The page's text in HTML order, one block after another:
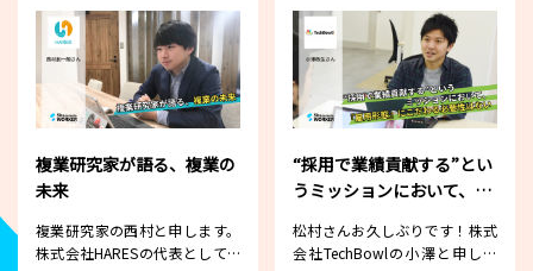
複業研究家が語る、複業の
未来
複業研究家の西村と申します。
株式会社HARESの代表として、
“採用で業績貢献する”とい
うミッションにおいて、
要性はない
松村さんお久しぶりです！株式
会社TechBowlの小澤と申しま